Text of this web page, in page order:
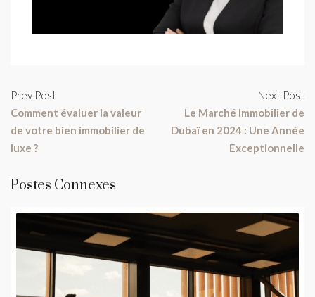
Prev Post
Comment évaluer la valeur
de votre bien immobilier de
luxe ?
Next Post
Le Marché Immobilier de
Dubaï en 2024 : Une Année
Exceptionnelle
Postes Connexes